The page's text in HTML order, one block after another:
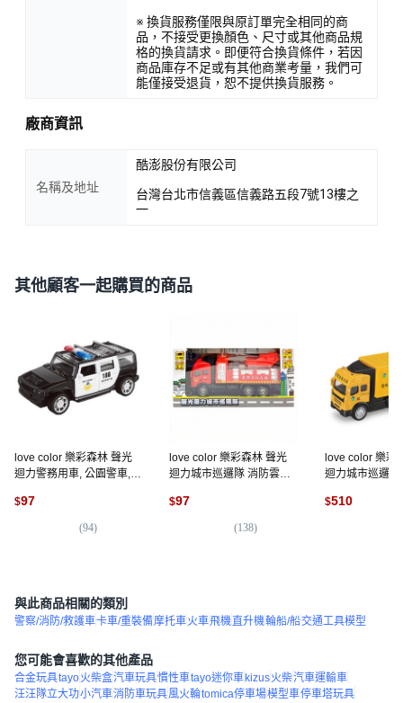
※ 換貨服務僅限與原訂單完全相同的商
品，不接受更換顏色、尺寸或其他商品規
格的換貨請求。即便符合換貨條件，若因
商品庫存不足或有其他商業考量，我們可
能僅接受退貨，恕不提供換貨服務。
廠商資訊
名稱及地址
酷澎股份有限公司
台灣台北市信義區信義路五段7號13樓之
一
其他顧客一起購買的商品
love color 樂彩森林 聲光
迴力警務用車, 公園警車, 1
$97
(94)
love color 樂彩森林 聲光
迴力城市巡邏隊 消防雲梯
$97
(138)
love color 樂彩
迴力城市巡邏隊
$510
與此商品相關的類別
警察/消防/救護車卡車/重裝備摩托車火車飛機 直升機輪船/船交通工具模型
您可能會喜歡的其他產品
合金玩具tayo火柴盒汽車玩具慣性車tayo迷你車 kizus火柴汽車運輸車
汪汪隊立大功小汽車消防車玩具風火輪tomica停車場模型車停車塔玩具